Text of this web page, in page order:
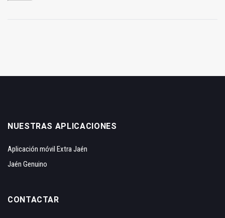
NUESTRAS APLICACIONES
Aplicación móvil Extra Jaén
Jaén Genuino
CONTACTAR